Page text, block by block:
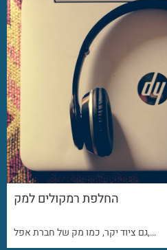
החלפת רמקולים למק
גם ציוד יקר, כמו מק של חברת אפל,…